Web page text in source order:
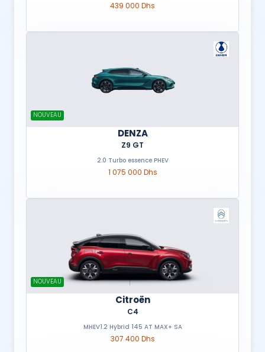
439 000 Dhs
NOUVEAU
DENZA
Z9 GT
2.0 Turbo essence PHEV
1 075 000 Dhs
NOUVEAU
Citroën
C4
MHEV1.2 Hybrid 145 AT MAX+ SA
307 400 Dhs